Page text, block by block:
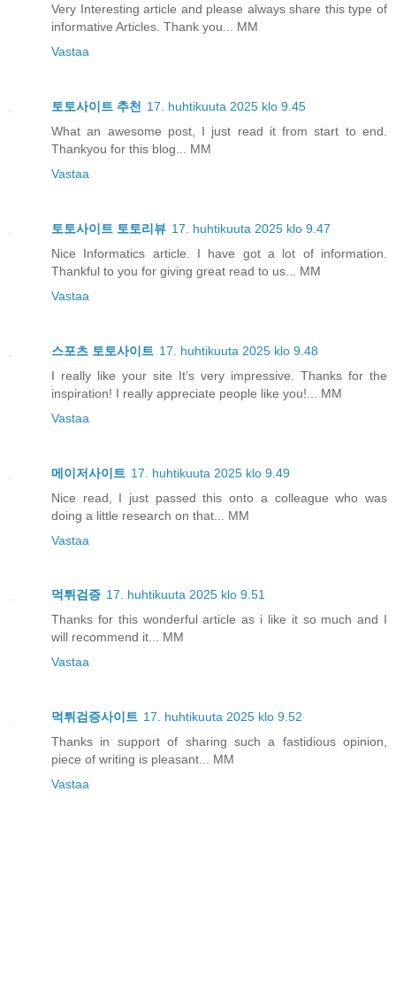
Very Interesting article and please always share this type of
informative Articles. Thank you... MM
Vastaa
토토사이트 추천 17. huhtikuuta 2025 klo 9.45
What an awesome post, I just read it from start to end.
Thankyou for this blog... MM
Vastaa
토토사이트 토토리뷰 17. huhtikuuta 2025 klo 9.47
Nice Informatics article. I have got a lot of information.
Thankful to you for giving great read to us... MM
Vastaa
스포츠 토토사이트 17. huhtikuuta 2025 klo 9.48
I really like your site It’s very impressive. Thanks for the
inspiration! I really appreciate people like you!... MM
Vastaa
메이저사이트 17. huhtikuuta 2025 klo 9.49
Nice read, I just passed this onto a colleague who was
doing a little research on that... MM
Vastaa
먹튀검증 17. huhtikuuta 2025 klo 9.51
Thanks for this wonderful article as i like it so much and I
will recommend it... MM
Vastaa
먹튀검증사이트 17. huhtikuuta 2025 klo 9.52
Thanks in support of sharing such a fastidious opinion,
piece of writing is pleasant... MM
Vastaa